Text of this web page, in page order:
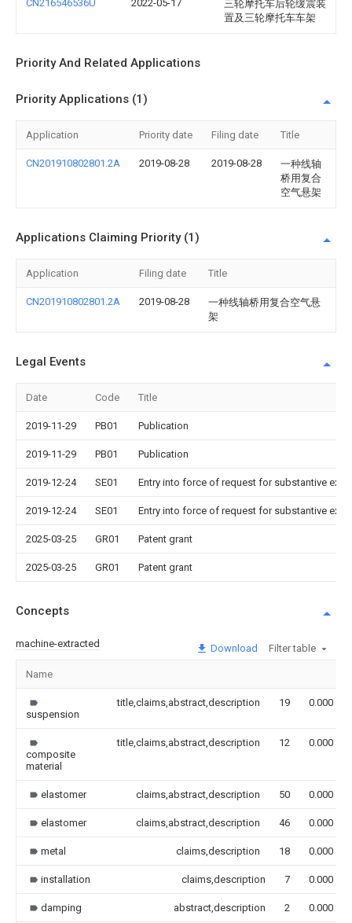
CN216546536U 2022-05-17
三轮摩托车后轮缓震装
置及三轮摩托车车架
Priority And Related Applications
Priority Applications (1)
Application Priority date Filing date Title
CN201910802801.2A 2019-08-28 2019-08-28
一种线轴
桥用复合
空气悬架
Applications Claiming Priority (1)
Application Filing date Title
CN201910802801.2A 2019-08-28
一种线轴桥用复合空气悬
架
Legal Events
Date Code Title
2019-11-29 PB01 Publication
2019-11-29 PB01 Publication
2019-12-24 SE01 Entry into force of request for substantive
2019-12-24 SE01 Entry into force of request for substantive
2025-03-25 GR01 Patent grant
2025-03-25 GR01 Patent grant
Concepts
machine-extracted Download Filter table
Name
suspension
title,claims,abstract,description 19 0.000
composite
material
title,claims,abstract,description 12 0.000
elastomer claims,abstract,description 50 0.000
elastomer claims,abstract,description 46 0.000
metal claims,description 18 0.000
installation claims,description 7 0.000
damping abstract,description 2 0.000